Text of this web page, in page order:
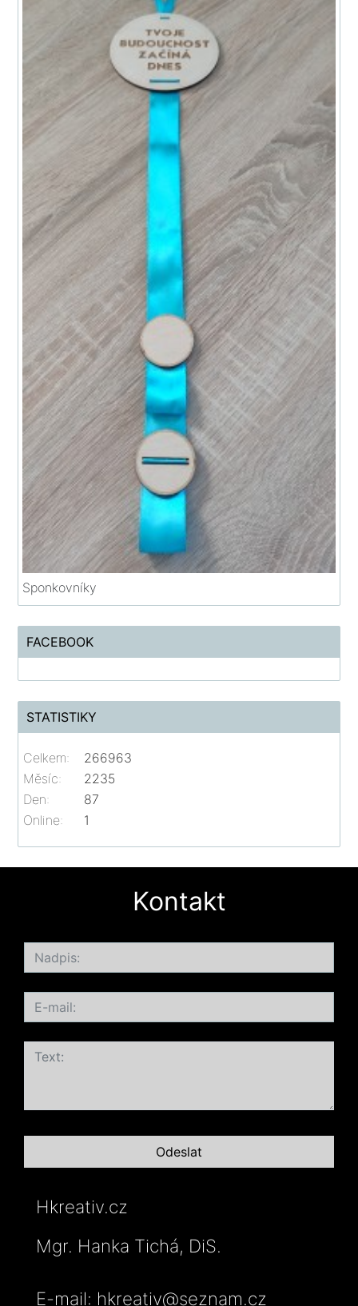
Sponkovníky
FACEBOOK
STATISTIKY
Online: 1
Celkem:
266963
Měsíc:
2235
Den:
87
Kontakt
Hkreativ.cz
Mgr. Hanka Tichá, DiS.
E-mail: hkreativ@seznam.cz